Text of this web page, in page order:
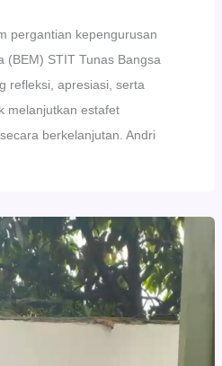
pergantian kepengurusan
(BEM) STIT Tunas Bangsa
refleksi, apresiasi, serta
melanjutkan estafet
berkelanjutan. Andri